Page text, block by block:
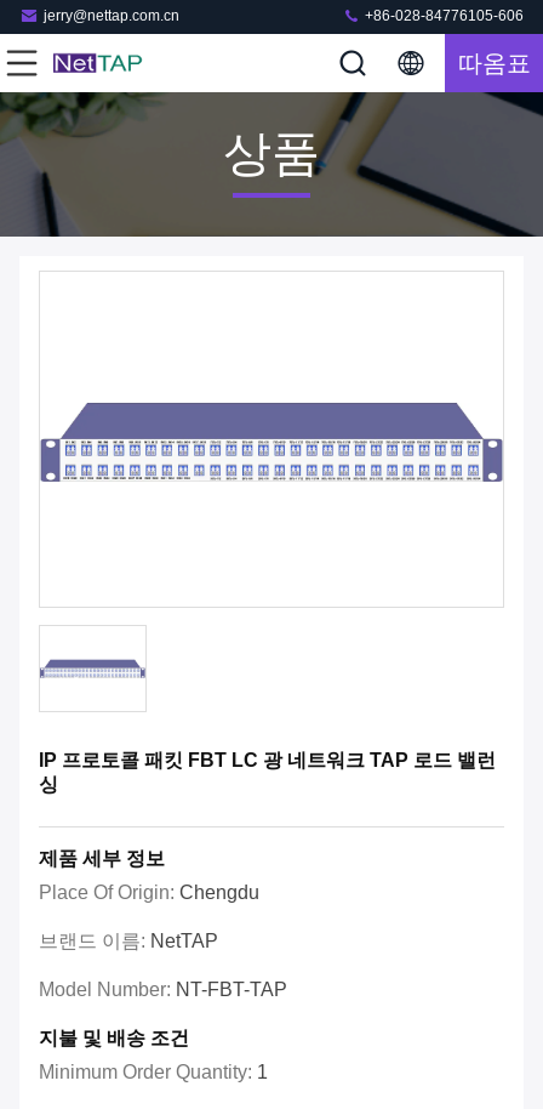
jerry@nettap.com.cn +86-028-84776105-606
따옴표
상품
IP 프로토콜 패킷 FBT LC 광 네트워크 TAP 로드 밸런
싱
제품 세부 정보
Place Of Origin: Chengdu
브랜드 이름: NetTAP
Model Number: NT-FBT-TAP
지불 및 배송 조건
Minimum Order Quantity: 1